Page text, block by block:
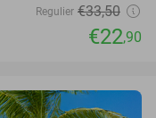
Regulier €33,50
€22,90